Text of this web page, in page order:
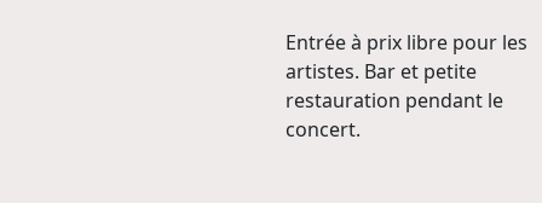
Entrée à prix libre pour les
artistes. Bar et petite
restauration pendant le
concert.